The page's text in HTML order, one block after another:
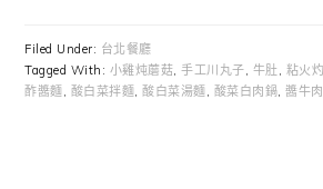
Filed Under: 台北餐廳
Tagged With: 小雞炖蘑菇,手工川丸子, 牛肚 , 粘火灼
酢醬麵 , 酸白菜拌麵,酸白菜湯麵 , 酸菜白肉鍋,醬牛肉